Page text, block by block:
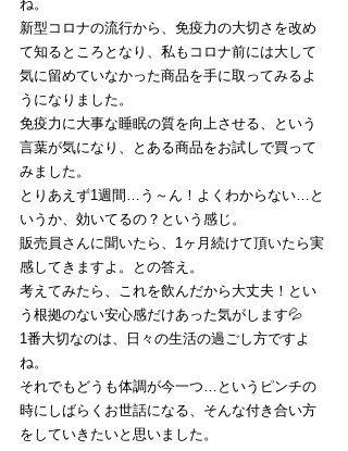
ね。
新型コロナの流行から、免疫力の大切さを改め
て知るところとなり、私もコロナ前には大して
気に留めていなかった商品を手に取ってみるよ
うになりました。
免疫力に大事な睡眠の質を向上させる、という
言葉が気になり、とある商品をお試しで買って
みました。
とりあえず1週間…う～ん！よくわからない…と
いうか、効いてるの？という感じ。
販売員さんに聞いたら、1ヶ月続けて頂いたら実
感してきますよ。との答え。
考えてみたら、これを飲んだから大丈夫！とい
う根拠のない安心感だけあった気がします💦
1番大切なのは、日々の生活の過ごし方ですよ
ね。
それでもどうも体調が今一つ…というピンチの
時にしばらくお世話になる、そんな付き合い方
をしていきたいと思いました。